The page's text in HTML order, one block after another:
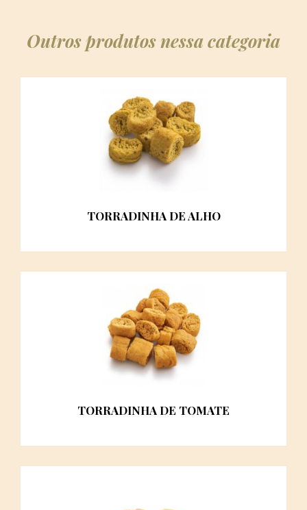
Outros produtos nessa categoria
TORRADINHA DE ALHO
TORRADINHA DE TOMATE